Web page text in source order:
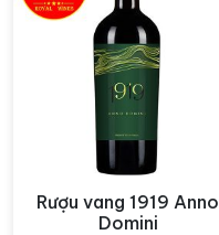
Xem nhanh
Rượu vang 1919 Anno
Domini